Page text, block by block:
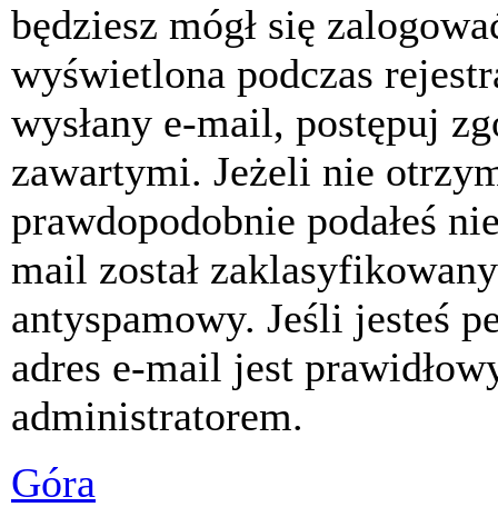
będziesz mógł się
wyświetlona podczas
wysłany e-mail, postępuj
zawartymi. Jeżeli nie
prawdopodobnie podałeś
mail został
antyspamowy. Jeśli jesteś
adres e-mail jest
administratorem.
Góra